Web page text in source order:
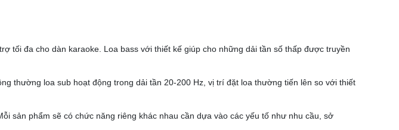
tối đa cho dàn karaoke. Loa bass với thiết kế giúp cho những dải tần số thấp được truyền
thường loa sub hoạt động trong dải tần 20-200 Hz, vị trí đặt loa thường tiến lên so với thiết
sản phẩm sẽ có chức năng riêng khác nhau cần dựa vào các yếu tố như nhu cầu, sở